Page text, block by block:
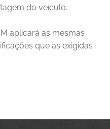
do veículo.
aplicará as mesmas
que as exigidas